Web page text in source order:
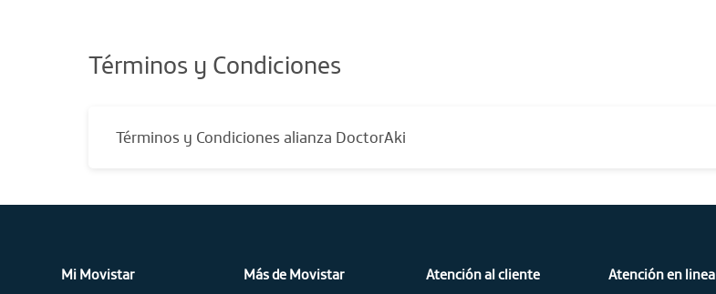
Términos y Condiciones
Términos y Condiciones alianza DoctorAki
Mi Movistar Más de Movistar Atención al cliente Atención en linea